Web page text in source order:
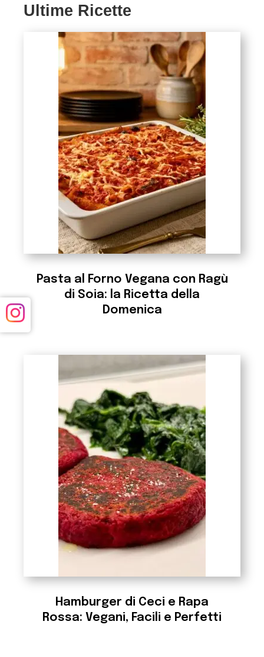
Ultime Ricette
Pasta al Forno Vegana con Ragù
di Soia: la Ricetta della
Domenica
Hamburger di Ceci e Rapa
Rossa: Vegani, Facili e Perfetti